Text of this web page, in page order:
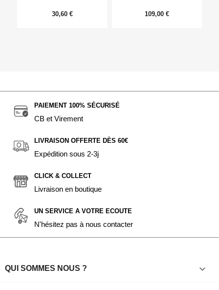
30,60 € 109,00 €
PAIEMENT 100% SÉCURISÉ
CB et Virement
LIVRAISON OFFERTE DÈS 60€
Expédition sous 2-3j
CLICK & COLLECT
Livraison en boutique
UN SERVICE A VOTRE ECOUTE
N'hésitez pas à nous contacter
QUI SOMMES NOUS ? 